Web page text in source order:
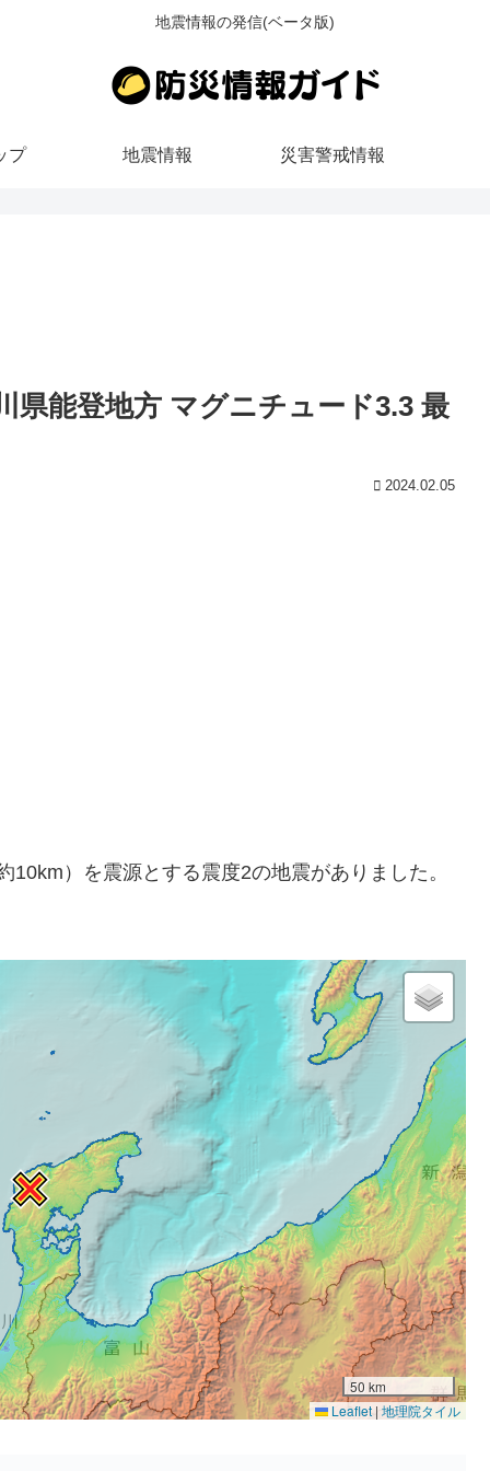
地震情報の発信(ベータ版)
プ 地震情報 災害警戒情報
県能登地方 マグニチュード3.3 最
2024.02.05
）を震源とする震度2の地震がありました。
50 km
Leaflet | 地理院タイル